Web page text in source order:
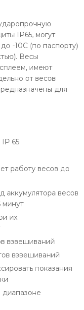
IP65, могут
-10С (по паспорту)
Весы
имеют
от весов
для
IP 65
работу весов до
аккумулятора весов
минут
их
взвешиваний
взвешиваний
показания